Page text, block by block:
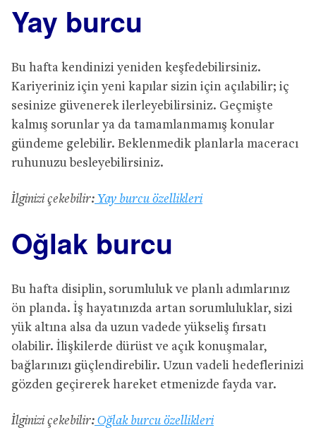
Yay burcu
Bu hafta kendinizi yeniden keşfedebilirsiniz.
Kariyeriniz için yeni kapılar sizin için açılabilir; iç
sesinize güvenerek ilerleyebilirsiniz. Geçmişte
kalmış sorunlar ya da tamamlanmamış konular
gündeme gelebilir. Beklenmedik planlarla maceracı
ruhunuzu besleyebilirsiniz.
İlginizi çekebilir: Yay burcu özellikleri
Oğlak burcu
Bu hafta disiplin, sorumluluk ve planlı adımlarınız
ön planda. İş hayatınızda artan sorumluluklar, sizi
yük altına alsa da uzun vadede yükseliş fırsatı
olabilir. İlişkilerde dürüst ve açık konuşmalar,
bağlarınızı güçlendirebilir. Uzun vadeli hedeflerinizi
gözden geçirerek hareket etmenizde fayda var.
İlginizi çekebilir: Oğlak burcu özellikleri